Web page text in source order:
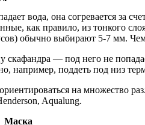
вода, она согревается за
как правило, из тонкого
обычно выбирают 5-7 мм. Чем
— под него не
например, поддеть под низ
на множество
Aqualung.
Маска